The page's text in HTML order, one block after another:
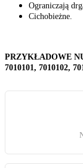
Ograniczają
Cichobieżne.
PRZYKŁADOWE
7010101, 7010102,